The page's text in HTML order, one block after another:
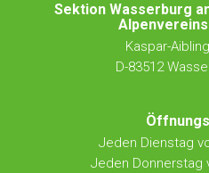
Sektion Wasserburg
Alpenvereins
Kaspar-
D-83512
Jeden Dienstag
Jeden Donnerstag